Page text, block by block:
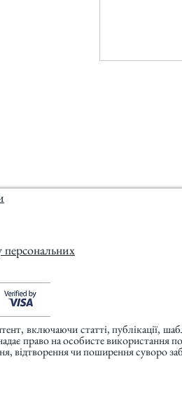
включаючи статті, публікації,
право на особисте використання
відтворення чи поширення суворо